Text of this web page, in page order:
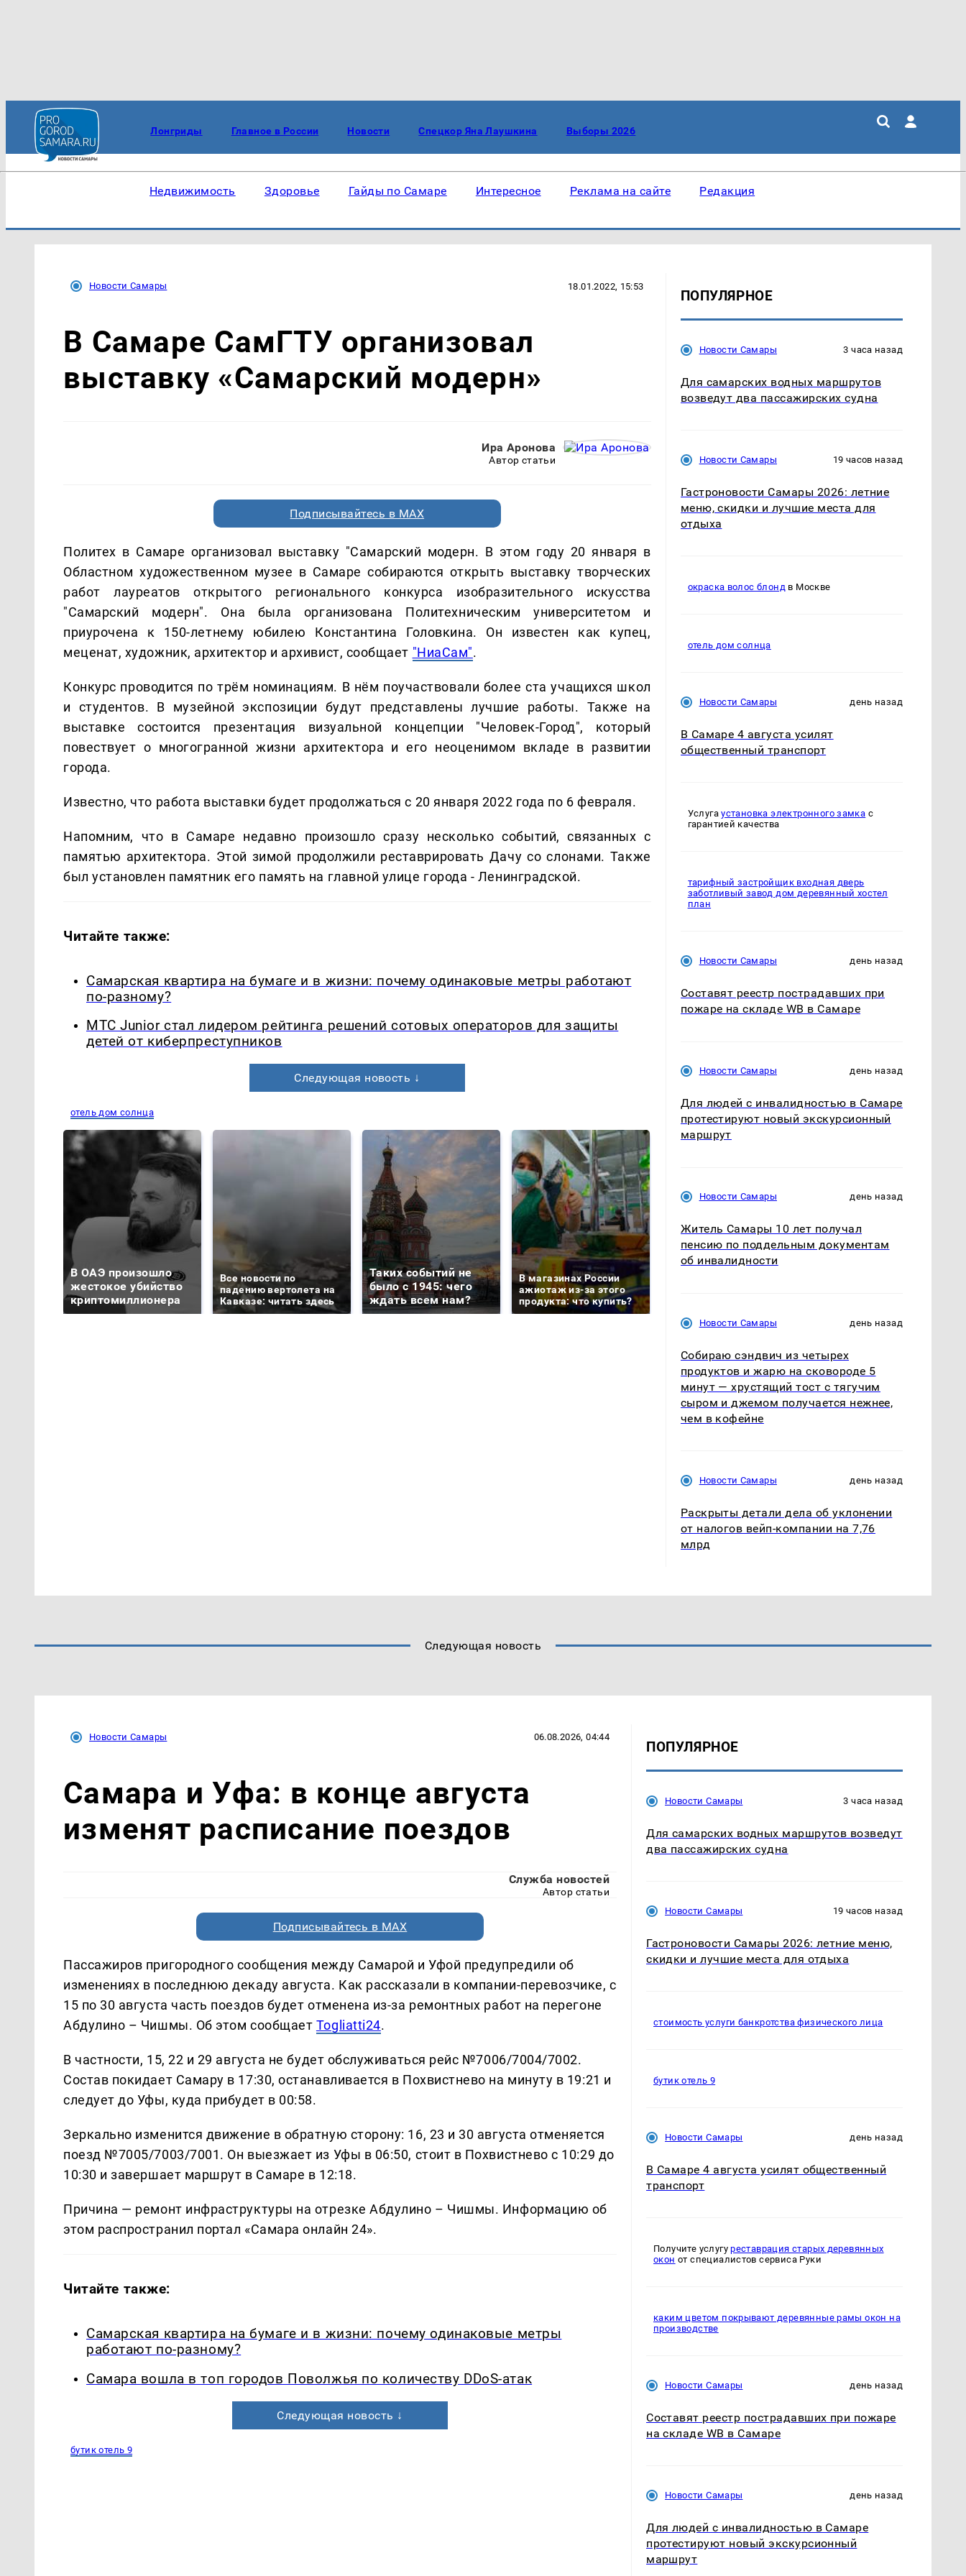
Лонгриды Главное в России Новости Спецкор Яна Лаушкина Выборы 2026
Недвижимость Здоровье Гайды по Самаре Интересное Реклама на сайте Редакция
Новости Самары 18.01.2022, 15:53
В Самаре СамГТУ организовал
выставку «Самарский модерн»
Ира Аронова
Автор статьи
Подписывайтесь в MAX
Политех в Самаре организовал выставку "Самарский модерн. В этом году 20 января в
Областном художественном музее в Самаре собираются открыть выставку творческих
работ лауреатов открытого регионального конкурса изобразительного искусства
"Самарский модерн". Она была организована Политехническим университетом и
приурочена к 150-летнему юбилею Константина Головкина. Он известен как купец,
меценат, художник, архитектор и архивист, сообщает "НиаСам".
Конкурс проводится по трём номинациям. В нём поучаствовали более ста учащихся школ
и студентов. В музейной экспозиции будут представлены лучшие работы. Также на
выставке состоится презентация визуальной концепции "Человек-Город", который
повествует о многогранной жизни архитектора и его неоценимом вкладе в развитии
города.
Известно, что работа выставки будет продолжаться с 20 января 2022 года по 6 февраля.
Напомним, что в Самаре недавно произошло сразу несколько событий, связанных с
памятью архитектора. Этой зимой продолжили реставрировать Дачу со слонами. Также
был установлен памятник его память на главной улице города - Ленинградской.
Читайте также:
Самарская квартира на бумаге и в жизни: почему одинаковые метры работают
по-разному?
МТС Junior стал лидером рейтинга решений сотовых операторов для защиты
детей от киберпреступников
Следующая новость ↓
отель дом солнца
В ОАЭ произошло
жестокое убийство
криптомиллионера
Все новости по
падению вертолета на
Кавказе: читать здесь
Таких событий не
было с 1945: чего
ждать всем нам?
В магазинах России
ажиотаж из-за этого
продукта: что купить?
СМИ: В Химках на
ПОПУЛЯРНОЕ
Новости Самары 3 часа назад
Для самарских водных маршрутов
возведут два пассажирских судна
Новости Самары 19 часов назад
Гастроновости Самары 2026: летние
меню, скидки и лучшие места для
отдыха
окраска волос блонд в Москве
отель дом солнца
Новости Самары день назад
В Самаре 4 августа усилят
общественный транспорт
Услугаустановка электронного замка с
гарантией качества
тарифный застройщик входная дверь
заботливый завод дом деревянный хостел
план
Новости Самары день назад
Составят реестр пострадавших при
пожаре на складе WB в Самаре
Новости Самары день назад
Для людей с инвалидностью в Самаре
протестируют новый экскурсионный
маршрут
Новости Самары день назад
Житель Самары 10 лет получал
пенсию по поддельным документам
об инвалидности
Новости Самары день назад
Собираю сэндвич из четырех
продуктов и жарю на сковороде 5
минут — хрустящий тост с тягучим
сыром и джемом получается нежнее,
чем в кофейне
Новости Самары день назад
Раскрыты детали дела об уклонении
от налогов вейп-компании на 7,76
млрд
Следующая новость
Новости Самары 06.08.2026, 04:44
Самара и Уфа: в конце августа
изменят расписание поездов
Служба новостей
Автор статьи
Подписывайтесь в MAX
Пассажиров пригородного сообщения между Самарой и Уфой предупредили об
изменениях в последнюю декаду августа. Как рассказали в компании-перевозчике, с
15 по 30 августа часть поездов будет отменена из-за ремонтных работ на перегоне
Абдулино – Чишмы. Об этом сообщает Togliatti24.
В частности, 15, 22 и 29 августа не будет обслуживаться рейс №7006/7004/7002.
Состав покидает Самару в 17:30, останавливается в Похвистнево на минуту в 19:21 и
следует до Уфы, куда прибудет в 00:58.
Зеркально изменится движение в обратную сторону: 16, 23 и 30 августа отменяется
поезд №7005/7003/7001. Он выезжает из Уфы в 06:50, стоит в Похвистнево с 10:29 до
10:30 и завершает маршрут в Самаре в 12:18.
Причина — ремонт инфраструктуры на отрезке Абдулино – Чишмы. Информацию об
этом распространил портал «Самара онлайн 24».
Читайте также:
Самарская квартира на бумаге и в жизни: почему одинаковые метры
работают по-разному?
Самара вошла в топ городов Поволжья по количеству DDoS-атак
Следующая новость ↓
бутик отель 9
ПОПУЛЯРНОЕ
Новости Самары 3 часа назад
Для самарских водных маршрутов возведут
два пассажирских судна
Новости Самары 19 часов назад
Гастроновости Самары 2026: летние меню,
скидки и лучшие места для отдыха
стоимость услуги банкротства физического лица
бутик отель 9
Новости Самары день назад
В Самаре 4 августа усилят общественный
транспорт
Получите услугуреставрация старых деревянных
окон от специалистов сервиса Руки
каким цветом покрывают деревянные рамы окон на
производстве
Новости Самары день назад
Составят реестр пострадавших при пожаре
на складе WB в Самаре
Новости Самары день назад
Для людей с инвалидностью в Самаре
протестируют новый экскурсионный
маршрут